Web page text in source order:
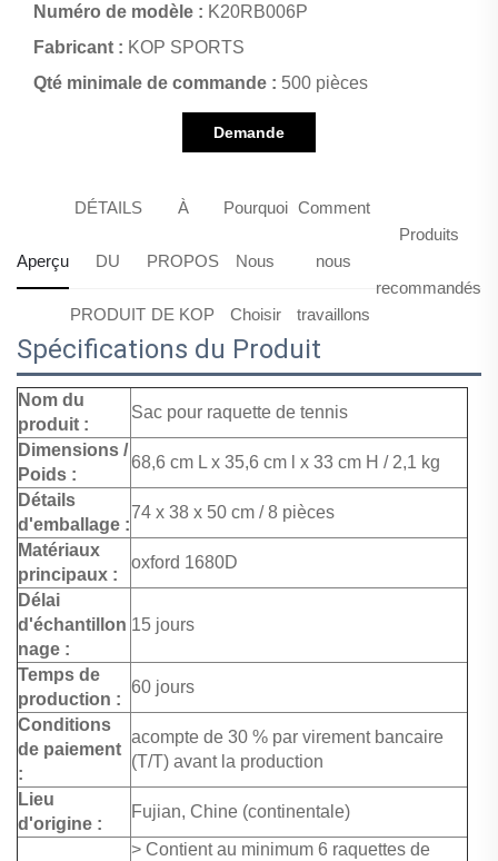
Numéro de modèle : K20RB006P
Fabricant : KOP SPORTS
Qté minimale de commande : 500 pièces
Demande
Aperçu
DÉTAILS
DU
PRODUIT
À
PROPOS
DE KOP
Pourquoi
Nous
Choisir
Comment
nous
travaillons
Produits
recommandés
Spécifications du Produit
Nom du
produit :
Sac pour raquette de tennis
Dimensions /
Poids :
68,6 cm L x 35,6 cm l x 33 cm H / 2,1 kg
Détails
d'emballage :
74 x 38 x 50 cm / 8 pièces
Matériaux
principaux :
oxford 1680D
Délai
d'échantillon
nage :
15 jours
Temps de
production :
60 jours
Conditions
de paiement
:
acompte de 30 % par virement bancaire
(T/T) avant la production
Lieu
d'origine :
Fujian, Chine (continentale)
> Contient au minimum 6 raquettes de